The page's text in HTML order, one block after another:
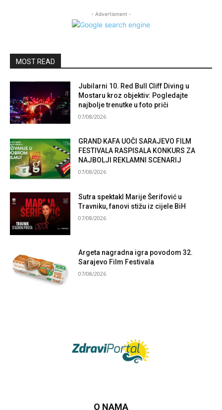
- Advertisment -
MOST READ
Jubilarni 10. Red Bull Cliff Diving u
Mostaru kroz objektiv: Pogledajte
najbolje trenutke u foto priči
07/08/2026
GRAND KAFA UOČI SARAJEVO FILM
FESTIVALA RASPISALA KONKURS ZA
NAJBOLJI REKLAMNI SCENARIJ
07/08/2026
Sutra spektakl Marije Šerifović u
Travniku, fanovi stižu iz cijele BiH
07/08/2026
Argeta nagradna igra povodom 32.
Sarajevo Film Festivala
07/08/2026
O NAMA